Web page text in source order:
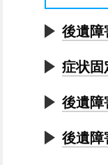
後遺障
症状固
後遺障
後遺障